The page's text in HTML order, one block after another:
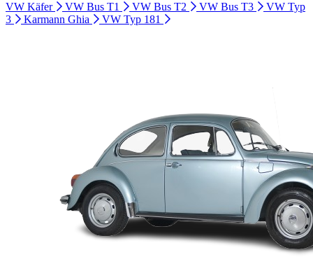
VW Käfer
VW Bus T1 VW Bus T2 VW Bus T3
VW Typ
3
Karmann Ghia VW Typ 181